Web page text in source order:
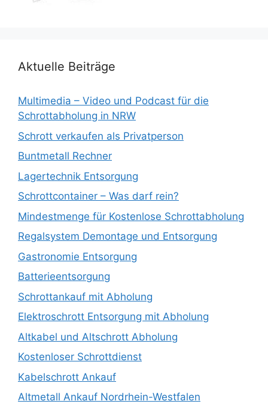
Aktuelle Beiträge
Multimedia – Video und Podcast für die
Schrottabholung in NRW
Schrott verkaufen als Privatperson
Buntmetall Rechner
Lagertechnik Entsorgung
Schrottcontainer – Was darf rein?
Mindestmenge für Kostenlose Schrottabholung
Regalsystem Demontage und Entsorgung
Gastronomie Entsorgung
Batterieentsorgung
Schrottankauf mit Abholung
Elektroschrott Entsorgung mit Abholung
Altkabel und Altschrott Abholung
Kostenloser Schrottdienst
Kabelschrott Ankauf
Altmetall Ankauf Nordrhein-Westfalen